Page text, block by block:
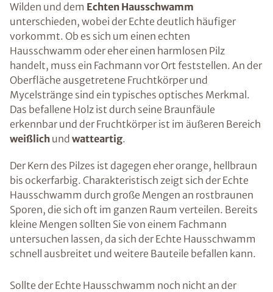
Wilden und dem Echten Hausschwamm
unterschieden, wobei der Echte deutlich häufiger
vorkommt. Ob es sich um einen echten
Hausschwamm oder eher einen harmlosen Pilz
handelt, muss ein Fachmann vor Ort feststellen. An der
Oberfläche ausgetretene Fruchtkörper und
Mycelstränge sind ein typisches optisches Merkmal.
Das befallene Holz ist durch seine Braunfäule
erkennbar und der Fruchtkörper ist im äußeren Bereich
weißlich und watteartig.
Der Kern des Pilzes ist dagegen eher orange, hellbraun
bis ockerfarbig. Charakteristisch zeigt sich der Echte
Hausschwamm durch große Mengen an rostbraunen
Sporen, die sich oft im ganzen Raum verteilen. Bereits
kleine Mengen sollten Sie von einem Fachmann
untersuchen lassen, da sich der Echte Hausschwamm
schnell ausbreitet und weitere Bauteile befallen kann.
Sollte der Echte Hausschwamm noch nicht an der